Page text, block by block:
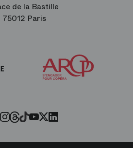
de la Bastille
75012 Paris
Facebook
Instagram
Threads
Tiktok
Youtube
Twitter
LinkedIn